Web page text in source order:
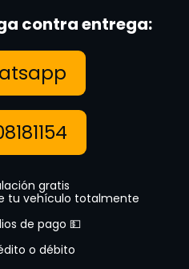
contra entrega:
gratis
tu vehículo totalmente
de pago 💵
o débito